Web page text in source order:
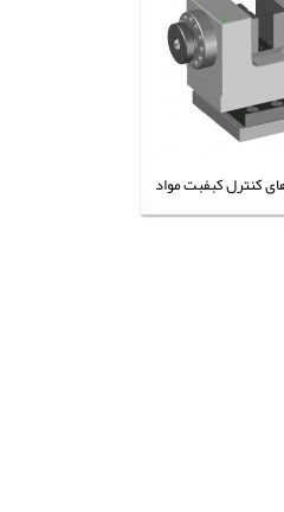
کنترل کبفبت مواد